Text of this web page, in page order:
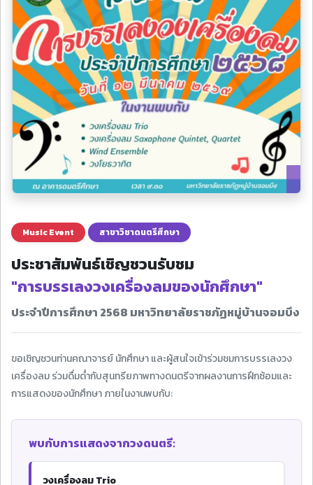
Music Event สาขาวิชาดนตรีศึกษา
ประชาสัมพันธ์เชิญชวนรับชม
"การบรรเลงวงเครื่องลมของนักศึกษา"
ประจำปีการศึกษา 2568 มหาวิทยาลัยราชภัฏหมู่บ้านจอมบึง
ขอเชิญชวนท่านคณาจารย์ นักศึกษา และผู้สนใจเข้าร่วมชมการบรรเลงวง
เครื่องลม ร่วมดื่มด่ำกับสุนทรียภาพทางดนตรีจากผลงานการฝึกซ้อมและ
การแสดงของนักศึกษา ภายในงานพบกับ:
พบกับการแสดงจากวงดนตรี:
วงเครื่องลม Trio